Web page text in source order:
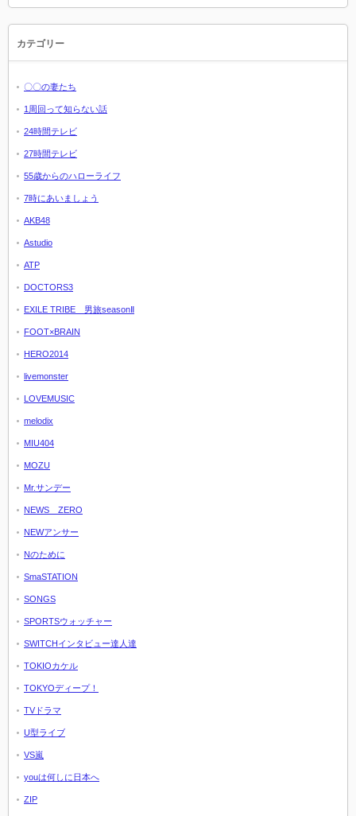
カテゴリー
〇〇の妻たち
1周回って知らない話
24時間テレビ
27時間テレビ
55歳からのハローライフ
7時にあいましょう
AKB48
Astudio
ATP
DOCTORS3
EXILE TRIBE 男旅seasonⅡ
FOOT×BRAIN
HERO2014
livemonster
LOVEMUSIC
melodix
MIU404
MOZU
Mr.サンデー
NEWS ZERO
NEWアンサー
Nのために
SmaSTATION
SONGS
SPORTSウォッチャー
SWITCHインタビュー達人達
TOKIOカケル
TOKYOディープ！
TVドラマ
U型ライブ
VS嵐
youは何しに日本へ
ZIP